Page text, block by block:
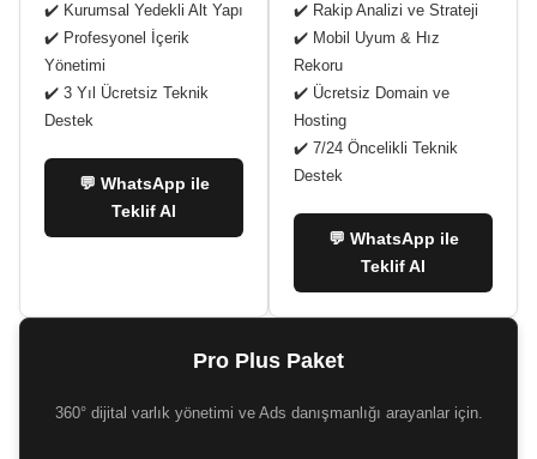
✔️ Kurumsal Yedekli Alt Yapı
✔️ Profesyonel İçerik
Yönetimi
✔️ 3 Yıl Ücretsiz Teknik
Destek
💬 WhatsApp ile
Teklif Al
✔️ Rakip Analizi ve Strateji
✔️ Mobil Uyum & Hız
Rekoru
✔️ Ücretsiz Domain ve
Hosting
✔️ 7/24 Öncelikli Teknik
Destek
💬 WhatsApp ile
Teklif Al
Pro Plus Paket
360° dijital varlık yönetimi ve Ads danışmanlığı arayanlar için.